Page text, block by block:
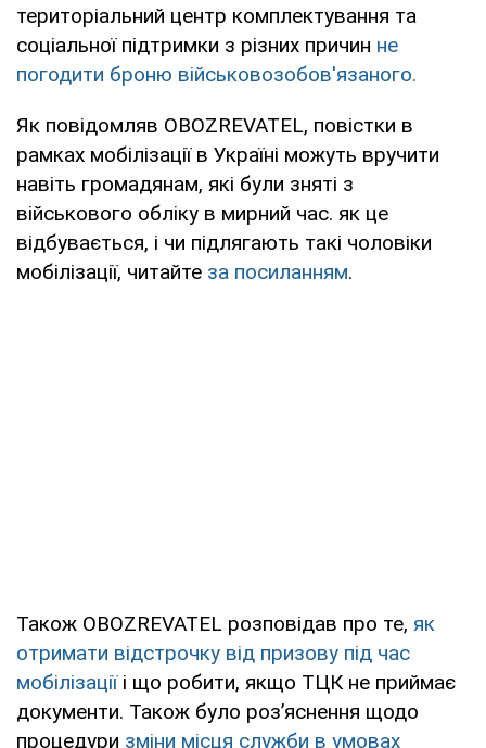
територіальний центр комплектування та
соціальної підтримки з різних причин не
погодити броню військовозобов'язаного.
Як повідомляв OBOZREVATEL, повістки в
рамках мобілізації в Україні можуть вручити
навіть громадянам, які були зняті з
військового обліку в мирний час. як це
відбувається, і чи підлягають такі чоловіки
мобілізації, читайте за посиланням.
Також OBOZREVATEL розповідав про те, як
отримати відстрочку від призову під час
мобілізаціїі що робити, якщо ТЦК не приймає
документи. Також було роз’яснення щодо
процедури зміни місця служби в умовах